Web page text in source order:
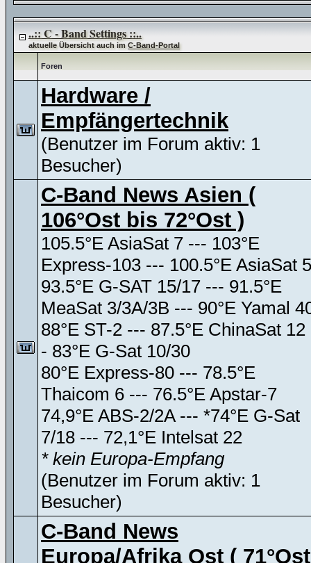
..:: C - Band Settings ::..
aktuelle Übersicht auch imC-Band-Portal
Foren
Hardware /
Empfängertechnik
(Benutzer im Forum aktiv: 1
Besucher)
C-Band News Asien (
106°Ost bis 72°Ost )
105.5°E AsiaSat 7 --- 103°E
Express-103 --- 100.5°E AsiaSat 5
93.5°E G-SAT 15/17 --- 91.5°E
MeaSat 3/3A/3B --- 90°E Yamal
88°E ST-2 --- 87.5°E ChinaSat 12
- 83°E G-Sat 10/30
80°E Express-80 --- 78.5°E
Thaicom 6 --- 76.5°E Apstar-7
74,9°E ABS-2/2A --- *74°E G-Sat
7/18 --- 72,1°E Intelsat 22
* kein Europa-Empfang
(Benutzer im Forum aktiv: 1
Besucher)
C-Band News
Europa/Afrika Ost ( 71°Ost